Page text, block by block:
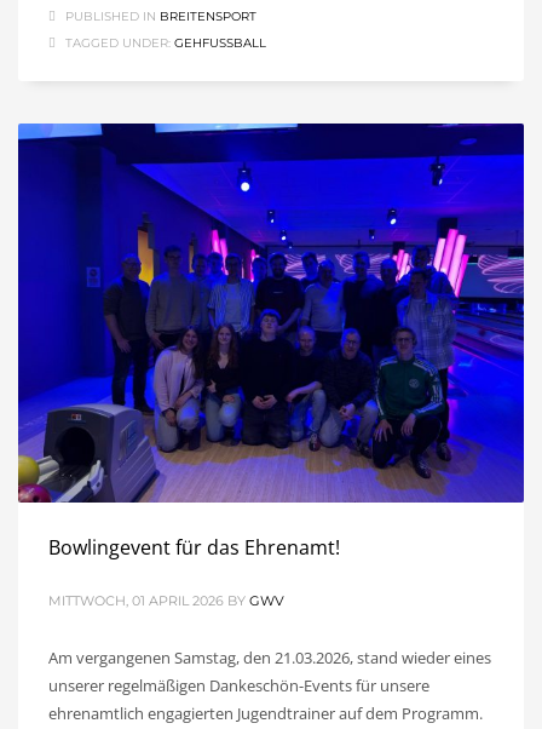
PUBLISHED IN BREITENSPORT
TAGGED UNDER: GEHFUSSBALL
Bowlingevent für das Ehrenamt!
MITTWOCH, 01 APRIL 2026 BY GWV
Am vergangenen Samstag, den 21.03.2026, stand wieder eines
unserer regelmäßigen Dankeschön-Events für unsere
ehrenamtlich engagierten Jugendtrainer auf dem Programm.